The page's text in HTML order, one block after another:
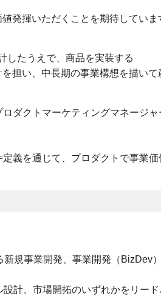
発揮いただくことを期待していま
したうえで、商品を実装する
担い、中長期の事業構想を描い
ダクトマーケティングマネージャ
義を通じて、プロダクトで事業
新規事業開発、事業開発（BizDev
計、市場開拓のいずれかをリー